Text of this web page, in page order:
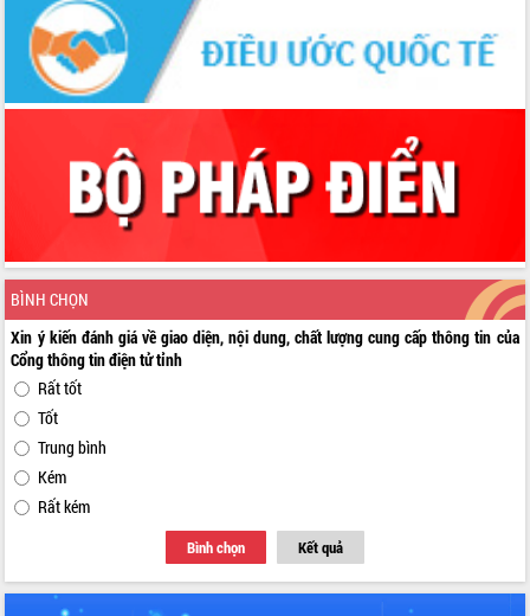
BÌNH CHỌN
Xin ý kiến đánh giá về giao diện, nội dung, chất lượng cung cấp thông tin của
Cổng thông tin điện tử tỉnh
Rất tốt
Tốt
Trung bình
Kém
Rất kém
Bình chọn Kết quả